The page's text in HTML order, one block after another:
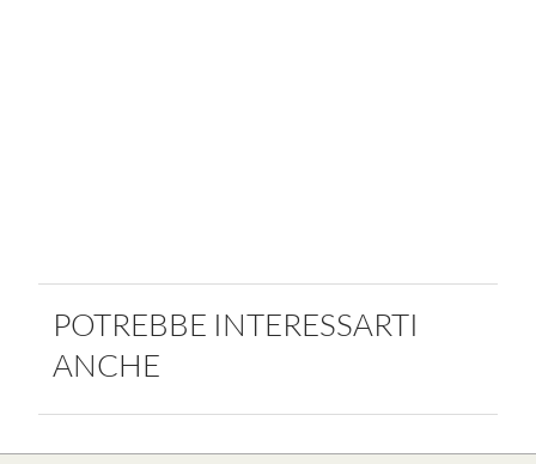
POTREBBE INTERESSARTI
ANCHE